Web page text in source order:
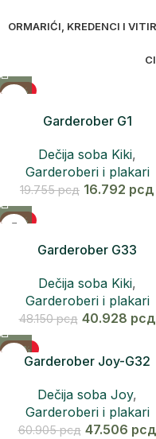
ORMARIĆI, KREDENCI I
-15%
Garderober G1
Dečija soba Kiki,
Garderoberi i plakari
19.755рсд 16.792 рсд
-15%
Garderober G33
Dečija soba Kiki,
Garderoberi i plakari
48.150рсд 40.928 рсд
-22%
Garderober Joy-G32
Dečija soba Joy,
Garderoberi i plakari
60.905рсд 47.506 рсд